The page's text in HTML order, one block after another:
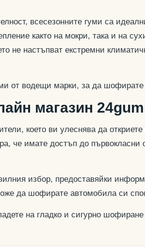
всесезонните гуми са
както на мокри, така и на
не настъпват екстремни
от водещи марки, за да шофирате
магазин
което ви улеснява да
че имате достъп до
избор, предоставяйки
да шофирате автомобила си
на гладко и сигурно